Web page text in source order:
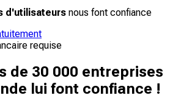
d'utilisateurs nous font confiance
requise
de 30 000 entreprises
lui font confiance !